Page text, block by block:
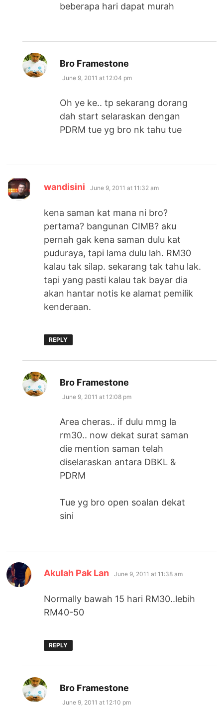
beberapa hari dapat murah
Bro Framestone
June 9, 2011 at 12:04 pm
Oh ye ke.. tp sekarang dorang
dah start selaraskan dengan
PDRM tue yg bro nk tahu tue
wandisini says:
June 9, 2011 at 11:32 am
kena saman kat mana ni bro?
pertama? bangunan CIMB? aku
pernah gak kena saman dulu kat
puduraya, tapi lama dulu lah. RM30
kalau tak silap. sekarang tak tahu lak.
tapi yang pasti kalau tak bayar dia
akan hantar notis ke alamat pemilik
kenderaan.
REPLY
Bro Framestone
June 9, 2011 at 12:08 pm
Area cheras.. if dulu mmg la
rm30.. now dekat surat saman
die mention saman telah
diselaraskan antara DBKL &
PDRM
Tue yg bro open soalan dekat
sini
Akulah Pak Lan says:
June 9, 2011 at 11:38 am
Normally bawah 15 hari RM30..lebih
RM40-50
REPLY
Bro Framestone
June 9, 2011 at 12:10 pm